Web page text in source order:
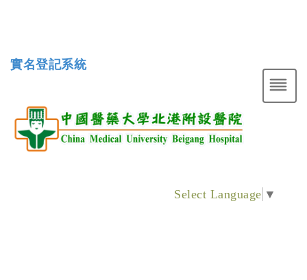
實名登記系統
Select Language ▼